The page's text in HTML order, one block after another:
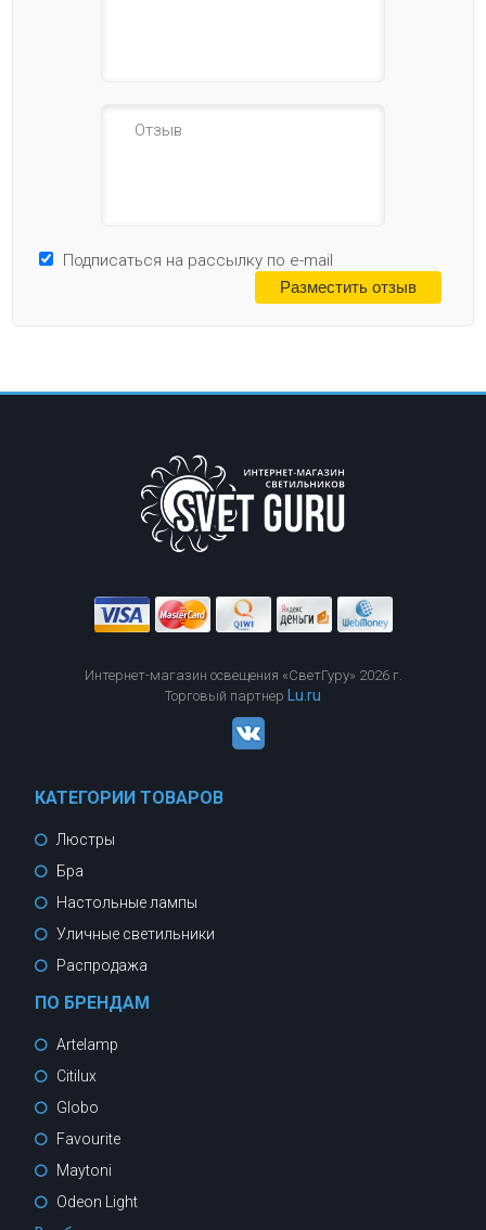
Подписаться на рассылку по e-mail
Интернет-магазин освещения «СветГуру» 2026 г.
Торговый партнер Lu.ru
КАТЕГОРИИ ТОВАРОВ
Люстры
Бра
Настольные лампы
Уличные светильники
Распродажа
ПО БРЕНДАМ
Artelamp
Citilux
Globo
Favourite
Maytoni
Odeon Light